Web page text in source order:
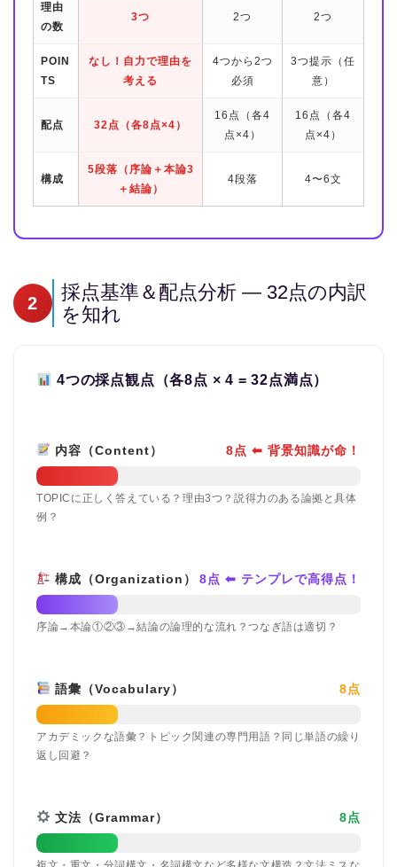
理由
の数
3つ 2つ 2つ
POIN
TS
なし！自力で理由を
考える
4つから2つ
必須
3つ提示（任
意）
配点 32点（各8点×4）
16点（各4
点×4）
16点（各4
点×4）
構成
5段落（序論＋本論3
＋結論）
4段落 4〜6文
2
採点基準＆配点分析 — 32点の内訳
を知れ
4つの採点観点（各8点 × 4 = 32点満点）
内容（Content） 8点 ⬅ 背景知識が命！
TOPICに正しく答えている？理由3つ？説得力のある論拠と具体
例？
構成（Organization） 8点 ⬅ テンプレで高得点！
序論→本論①②③→結論の論理的な流れ？つなぎ語は適切？
語彙（Vocabulary） 8点
アカデミックな語彙？トピック関連の専門用語？同じ単語の繰り
返し回避？
文法（Grammar） 8点